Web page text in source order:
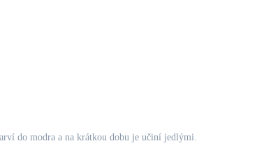
do modra a na krátkou dobu je učiní jedlými.